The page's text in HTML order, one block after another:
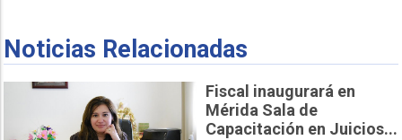
Noticias Relacionadas
Fiscal inaugurará en
Mérida Sala de
Capacitación en Juicios...